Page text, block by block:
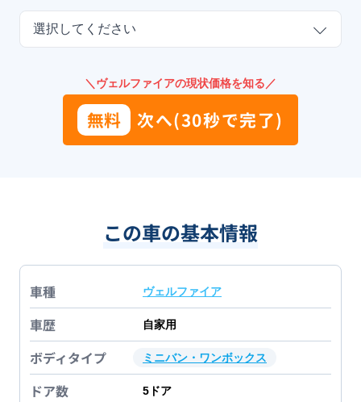
選択してください
＼ヴェルファイアの現状価格を知る／
無料 次へ(30秒で完了)
この車の基本情報
車種 ヴェルファイア
車歴 自家用
ボディタイプ ミニバン・ワンボックス
ドア数 5 ドア